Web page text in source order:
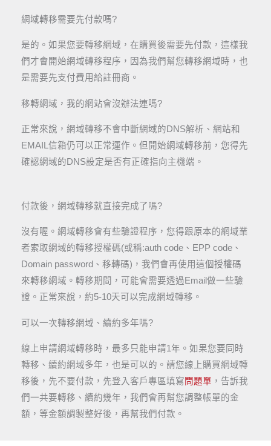
網域轉移需要先付款嗎?
是的。如果您要轉移網域，在購買後需要先付款，這樣我
們才會開始網域轉移程序，因為我們幫您轉移網域時，也
是需要先支付費用給註冊商。
移轉網域，我的網站會沒辦法連嗎?
正常來說，網域轉移不會中斷網域的DNS解析、網站和
EMAIL信箱仍可以正常運作。但開始網域轉移前，您得先
確認網域的DNS設定是否有正確指向主機端。
付款後，網域轉移就直接完成了嗎?
沒有喔。網域轉移會有些驗證程序，您得跟原本的網域業
者索取網域的轉移授權碼(或稱:auth code、EPP code、
Domain password、移轉碼)，我們會再使用這個授權碼
來轉移網域。轉移期間，可能會需要透過Email做一些驗
證。正常來說，約5-10天可以完成網域轉移。
可以一次轉移網域、續約多年嗎?
線上申請網域轉移時，最多只能申請1年。如果您要同時
轉移、續約網域多年，也是可以的。請您線上購買網域轉
移後，先不要付款，先登入客戶專區填寫問題單 ，告訴我
們一共要轉移、續約幾年，我們會再幫您調整帳單的金
額，等金額調製整好後，再幫我們付款。